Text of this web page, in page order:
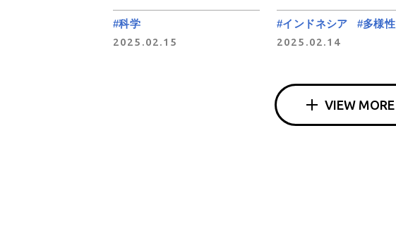
#科学
2025.02.15
#インドネシア
#多様性
2025.02.14
VIEW MORE